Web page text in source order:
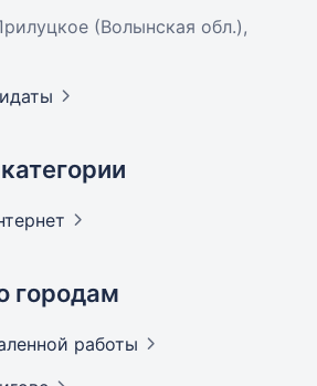
(Волынская обл.),
городам
работы